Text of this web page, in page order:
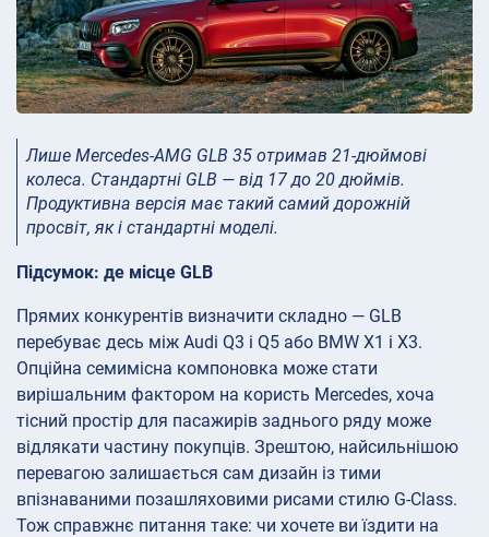
Лише Mercedes-AMG GLB 35 отримав 21-дюймові
колеса. Стандартні GLB — від 17 до 20 дюймів.
Продуктивна версія має такий самий дорожній
просвіт, як і стандартні моделі.
Підсумок: де місце GLB
Прямих конкурентів визначити складно — GLB
перебуває десь між Audi Q3 і Q5 або BMW X1 і X3.
Опційна семимісна компоновка може стати
вирішальним фактором на користь Mercedes, хоча
тісний простір для пасажирів заднього ряду може
відлякати частину покупців. Зрештою, найсильнішою
перевагою залишається сам дизайн із тими
впізнаваними позашляховими рисами стилю G-Class.
Тож справжнє питання таке: чи хочете ви їздити на